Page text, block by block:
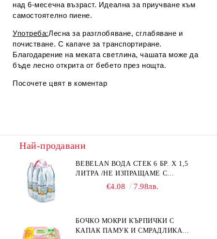
над 6-месечна възраст. Идеална за приучване към
самостоятелно пиене.
Употреба:Лесна за разглобяване, сглабяване и
почистване. С капаче за транспортиране.
Благодарение на меката светлина, чашата може да
бъде лесно открита от бебето през нощта.
Посочете цвят в коментар
Най-продавани
BEBELAN ВОДА СТЕК 6 БР. Х 1,5
ЛИТРА /НЕ ИЗПРАЩАМЕ С
€4.08 7.98лв.
БОЧКО МОКРИ КЪРПИЧКИ С
КАПАК ПАМУК И СМРАДЛИКА